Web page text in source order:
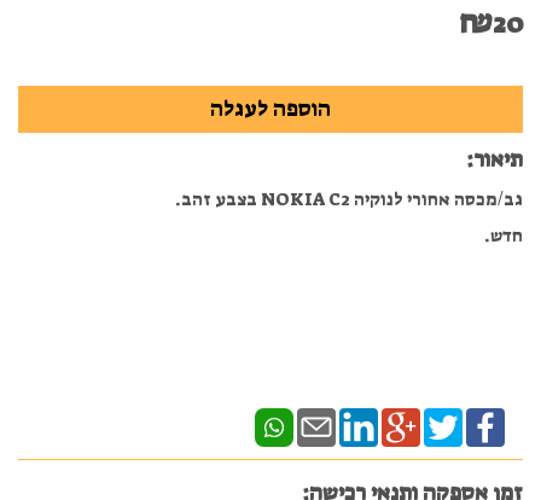
₪20
תיאור:
גב/מכסה אחורי לנוקיה NOKIA C2 בצבע זהב.
חדש.
זמן אספקה ותנאי רכישה: